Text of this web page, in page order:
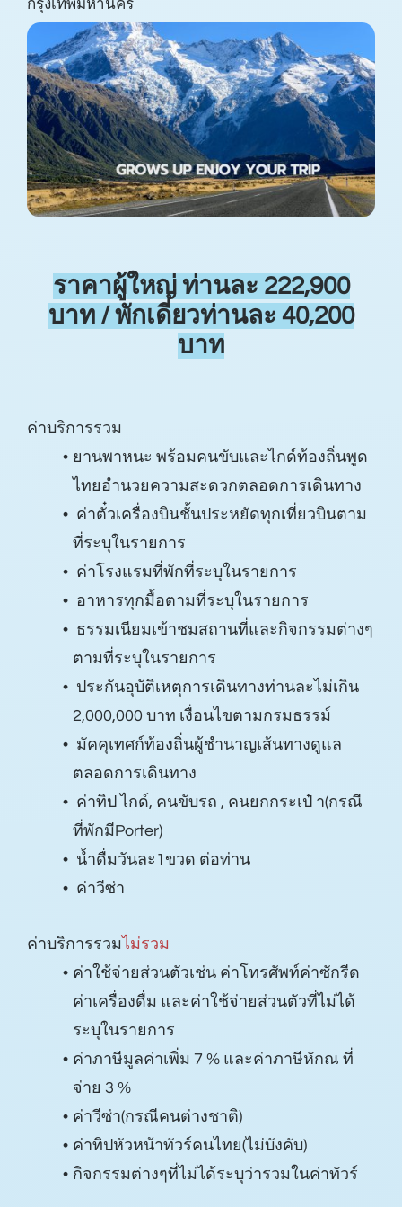
กรุงเทพมหานคร
ราคาผู้ใหญ่ ท่านละ 222,900
บาท / พักเดี่ยวท่านละ 40,200
บาท
ค่าบริการรวม
ยานพาหนะ พร้อมคนขับและไกด์ท้องถิ่นพูด
ไทยอํานวยความสะดวกตลอดการเดินทาง
ค่าตั๋วเครื่องบินชั้นประหยัดทุกเที่ยวบินตาม
ที่ระบุในรายการ
ค่าโรงแรมที่พักที่ระบุในรายการ
อาหารทุกมื้อตามที่ระบุในรายการ
ธรรมเนียมเข้าชมสถานที่และกิจกรรมต่างๆ
ตามที่ระบุในรายการ
ประกันอุบัติเหตุการเดินทางท่านละไม่เกิน
2,000,000 บาท เงื่อนไขตามกรมธรรม์
มัคคุเทศก์ท้องถิ่นผู้ชํานาญเส้นทางดูแล
ตลอดการเดินทาง
ค่าทิป ไกด์, คนขับรถ , คนยกกระเป๋ า(กรณี
ที่พักมีPorter)
นํ้าดื่มวันละ1ขวด ต่อท่าน
ค่าวีซ่า
ค่าบริการรวม ไม่รวม
ค่าใช้จ่ายส่วนตัวเช่น ค่าโทรศัพท์ค่าซักรีด
ค่าเครื่องดื่ม และค่าใช้จ่ายส่วนตัวที่ไม่ได้
ระบุในรายการ
ค่าภาษีมูลค่าเพิ่ม 7 % และค่าภาษีหักณ ที่
จ่าย 3 %
ค่าวีซ่า(กรณีคนต่างชาติ)
ค่าทิปหัวหน้าทัวร์คนไทย(ไม่บังคับ)
กิจกรรมต่างๆที่ไม่ได้ระบุว่ารวมในค่าทัวร์